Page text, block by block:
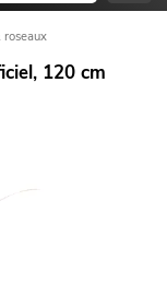
roseaux
120 cm